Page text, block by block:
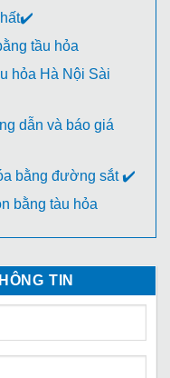
tầu hỏa
hỏa Hà Nội Sài
dẫn và báo giá
bằng đường sắt ✔️
bằng tàu hỏa
TIN